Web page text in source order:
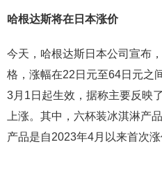
哈根达斯将在日本涨价
今天，哈根达斯日本公司宣布
格，涨幅在22日元至64日元之
3月1日起生效，据称主要反映
上涨。其中，六杯装冰淇淋产
产品是自2023年4月以来首次涨